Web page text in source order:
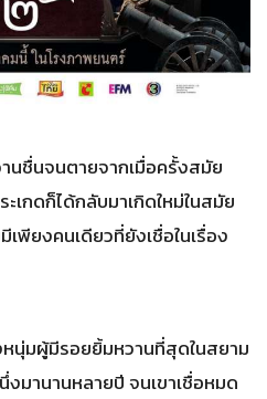
นชื่นจนตายจากเมื่อครั้งสมัย
กดก็ได้กลับมาเกิดใหม่ในสมัย
พียงคนเดียวที่ยังเชื่อในเรื่อง
นุ่มผู้มีรอยยิ้มหวานที่สุดในสยาม
มานานหลายปี จนเขาเชื่อหมด